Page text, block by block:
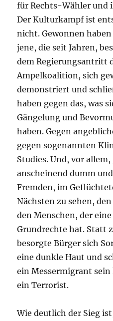
für Rechts-Wähler und
Der Kulturkampf ist
nicht. Gewonnen
jene, die seit Jahren,
dem Regierungsantritt
Ampelkoalition, sich
demonstriert und
haben gegen das, was
Gängelung und
haben. Gegen
gegen sogenannten
Studies. Und, vor
anscheinend dumm
Fremden, im
Nächsten zu sehen,
den Menschen, der
Grundrechte hat. Statt
besorgte Bürger sich
eine dunkle Haut und
ein Messermigrant
ein Terrorist.
Wie deutlich der Sieg